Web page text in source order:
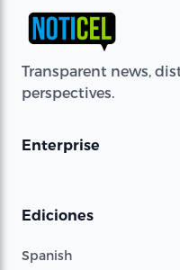
Transparent news,
perspectives.
Enterprise
Ediciones
Spanish